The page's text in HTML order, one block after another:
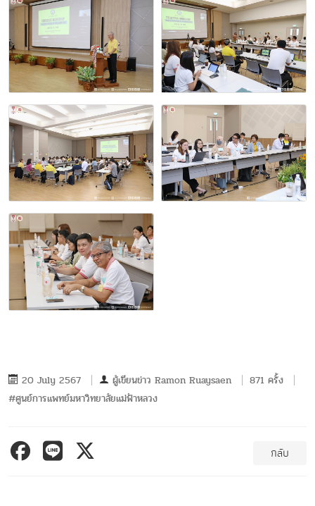
20 July 2567 ผู้เขียนข่าว Ramon Ruaysaen
871 ครั้ง
#ศูนย์การแพทย์มหาวิทยาลัยแม่ฟ้าหลวง
กลับ